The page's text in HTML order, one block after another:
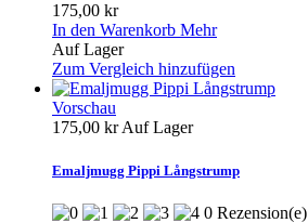
175,00 kr
In den Warenkorb Mehr
Auf Lager
Zum Vergleich hinzufügen
Vorschau
175,00 krAuf Lager
Emaljmugg Pippi Långstrump
0 Rezension(e)